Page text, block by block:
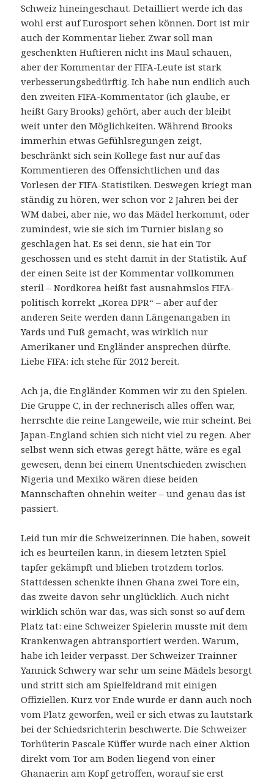
Schweiz hineingeschaut. Detailliert werde ich das
wohl erst auf Eurosport sehen können. Dort ist mir
auch der Kommentar lieber. Zwar soll man
geschenkten Huftieren nicht ins Maul schauen,
aber der Kommentar der FIFA-Leute ist stark
verbesserungsbedürftig. Ich habe nun endlich auch
den zweiten FIFA-Kommentator (ich glaube, er
heißt Gary Brooks) gehört, aber auch der bleibt
weit unter den Möglichkeiten. Während Brooks
immerhin etwas Gefühlsregungen zeigt,
beschränkt sich sein Kollege fast nur auf das
Kommentieren des Offensichtlichen und das
Vorlesen der FIFA-Statistiken. Deswegen kriegt man
ständig zu hören, wer schon vor 2 Jahren bei der
WM dabei, aber nie, wo das Mädel herkommt, oder
zumindest, wie sie sich im Turnier bislang so
geschlagen hat. Es sei denn, sie hat ein Tor
geschossen und es steht damit in der Statistik. Auf
der einen Seite ist der Kommentar vollkommen
steril – Nordkorea heißt fast ausnahmslos FIFA-
politisch korrekt „Korea DPR“ – aber auf der
anderen Seite werden dann Längenangaben in
Yards und Fuß gemacht, was wirklich nur
Amerikaner und Engländer ansprechen dürfte.
Liebe FIFA: ich stehe für 2012 bereit.
Ach ja, die Engländer. Kommen wir zu den Spielen.
Die Gruppe C, in der rechnerisch alles offen war,
herrschte die reine Langeweile, wie mir scheint. Bei
Japan-England schien sich nicht viel zu regen. Aber
selbst wenn sich etwas geregt hätte, wäre es egal
gewesen, denn bei einem Unentschieden zwischen
Nigeria und Mexiko wären diese beiden
Mannschaften ohnehin weiter – und genau das ist
passiert.
Leid tun mir die Schweizerinnen. Die haben, soweit
ich es beurteilen kann, in diesem letzten Spiel
tapfer gekämpft und blieben trotzdem torlos.
Stattdessen schenkte ihnen Ghana zwei Tore ein,
das zweite davon sehr unglücklich. Auch nicht
wirklich schön war das, was sich sonst so auf dem
Platz tat: eine Schweizer Spielerin musste mit dem
Krankenwagen abtransportiert werden. Warum,
habe ich leider verpasst. Der Schweizer Trainner
Yannick Schwery war sehr um seine Mädels besorgt
und stritt sich am Spielfeldrand mit einigen
Offiziellen. Kurz vor Ende wurde er dann auch noch
vom Platz geworfen, weil er sich etwas zu lautstark
bei der Schiedsrichterin beschwerte. Die Schweizer
Torhüterin Pascale Küffer wurde nach einer Aktion
direkt vom Tor am Boden liegend von einer
Ghanaerin am Kopf getroffen, worauf sie erst